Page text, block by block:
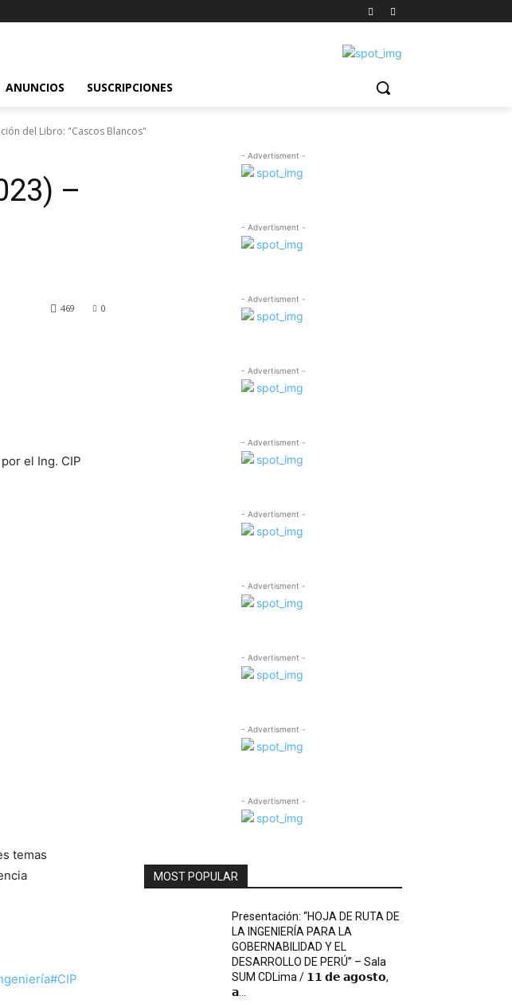
ANUNCIOS SUSCRIPCIONES
del Libro: "Cascos Blancos"
–
0
469
el Ing. CIP
temas
#CIP
- Advertisment -
- Advertisment -
- Advertisment -
- Advertisment -
- Advertisment -
- Advertisment -
- Advertisment -
- Advertisment -
- Advertisment -
- Advertisment -
MOST POPULAR
Presentación: “HOJA DE RUTA DE
LA INGENIERÍA PARA LA
GOBERNABILIDAD Y EL
DESARROLLO DE PERÚ” – Sala
SUM CDLima / 𝟭𝟭 𝗱𝗲 𝗮𝗴𝗼𝘀𝘁𝗼,
𝗮...